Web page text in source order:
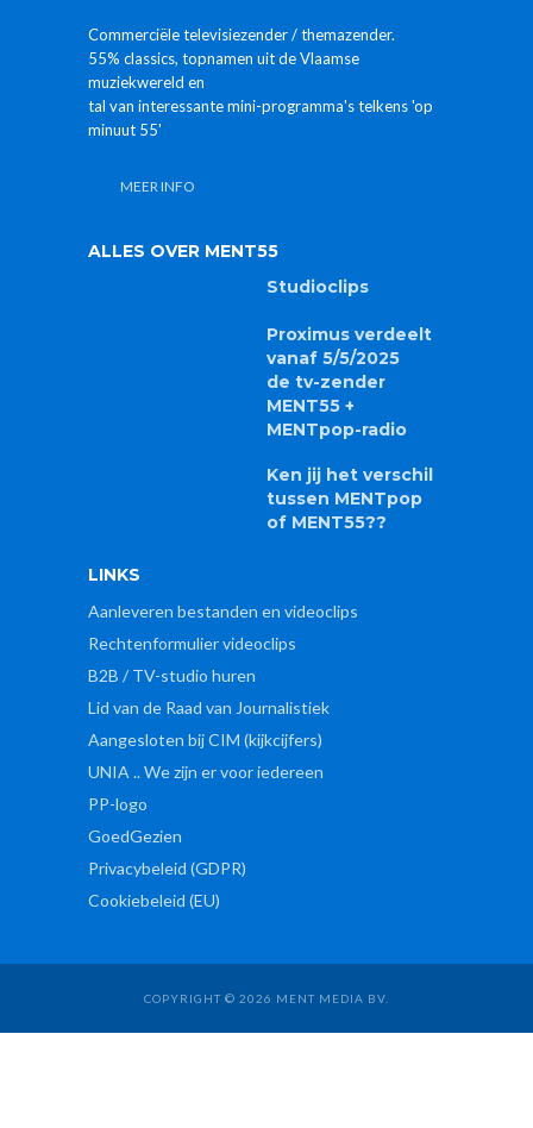
Commerciële televisiezender / themazender.
55% classics, topnamen uit de Vlaamse
muziekwereld en
tal van interessante mini-programma's telkens 'op
minuut 55'
MEER INFO
ALLES OVER MENT55
Studioclips
Proximus verdeelt
vanaf 5/5/2025
de tv-zender
MENT55 +
MENTpop-radio
Ken jij het verschil
tussen MENTpop
of MENT55??
LINKS
Aanleveren bestanden en videoclips
Rechtenformulier videoclips
B2B / TV-studio huren
Lid van de Raad van Journalistiek
Aangesloten bij CIM (kijkcijfers)
UNIA .. We zijn er voor iedereen
PP-logo
GoedGezien
Privacybeleid (GDPR)
Cookiebeleid (EU)
COPYRIGHT © 2026 MENT MEDIA BV.